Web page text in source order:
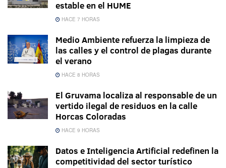
estable en el HUME
HACE 7 HORAS
Medio Ambiente refuerza la limpieza de
las calles y el control de plagas durante
el verano
HACE 8 HORAS
El Gruvama localiza al responsable de un
vertido ilegal de residuos en la calle
Horcas Coloradas
HACE 9 HORAS
Datos e Inteligencia Artificial redefinen la
competitividad del sector turístico